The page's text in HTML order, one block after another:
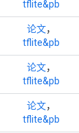
tflite&pb
论文，
tflite&pb
论文，
tflite&pb
论文，
tflite&pb